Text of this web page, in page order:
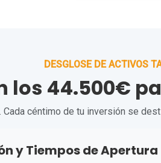
DESGLOSE DE ACTIVOS
los 44.500€
céntimo de tu inversión se
y Tiempos de Apertura